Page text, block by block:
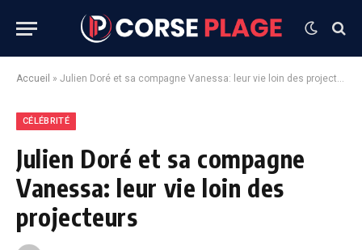
Accueil » Julien Doré et sa compagne Vanessa: leur vie loin des projecteurs
CÉLÉBRITÉ
Julien Doré et sa compagne
Vanessa: leur vie loin des
projecteurs